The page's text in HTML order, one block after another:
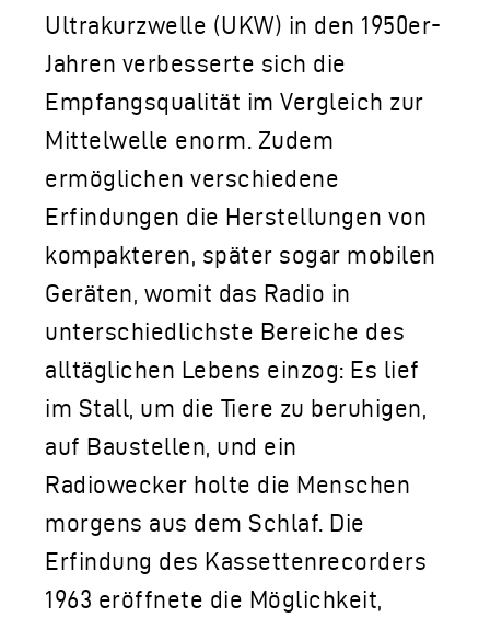
Ultrakurzwelle (UKW) in den 1950er-
Jahren verbesserte sich die
Empfangsqualität im Vergleich zur
Mittelwelle enorm. Zudem
ermöglichen verschiedene
Erfindungen die Herstellungen von
kompakteren, später sogar mobilen
Geräten, womit das Radio in
unterschiedlichste Bereiche des
alltäglichen Lebens einzog: Es lief
im Stall, um die Tiere zu beruhigen,
auf Baustellen, und ein
Radiowecker holte die Menschen
morgens aus dem Schlaf. Die
Erfindung des Kassettenrecorders
1963 eröffnete die Möglichkeit,